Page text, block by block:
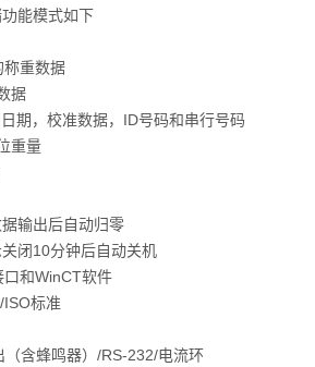
能模式如下
重数据
据
期，校准数据，ID号码和串行号码
重量
输出后自动归零
闭10分钟后自动关机
和WinCT软件
ISO标准
蜂鸣器）/RS-232/电流环